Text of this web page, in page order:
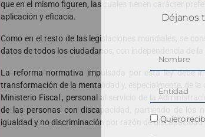
que en el mismo figuren, las cuales tienen carácter
aplicación y eficacia.
Como en el resto de las legislaciones mundiales, se
datos de todos los ciudadanos, con independencia de
La reforma normativa impulsada por esta ley debe
transformación de la mentalidad y, especialmente, de
Ministerio Fiscal , personal al servicio de la
de las personas con discapacidad, partiendo de los
igualdad y no discriminación por razón de
Déjanos
Quiero